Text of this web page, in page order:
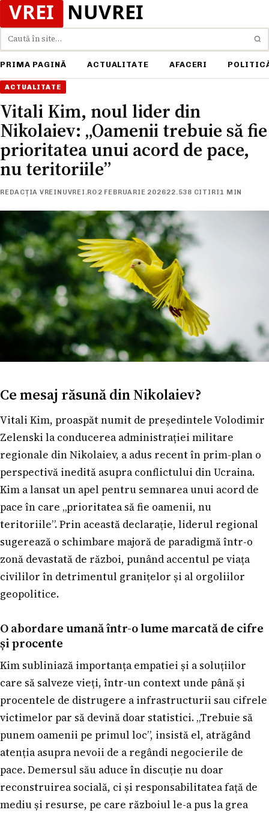
Caută
PRIMA PAGINĂ ACTUALITATE AFACERI
ACTUALITATE
Vitali Kim, noul lider din
Nikolaiev: „Oamenii trebuie să fie
prioritatea unui acord de pace,
nu teritoriile”
REDACȚIA VREINUVREI.RO 2 FEBRUARIE 202622.538 CITIRI 1 MIN
Ce mesaj răsună din Nikolaiev?
Vitali Kim, proaspăt numit de președintele Volodimir
Zelenski la conducerea administrației militare
regionale din Nikolaiev, a adus recent în prim-plan o
perspectivă inedită asupra conflictului din Ucraina.
Kim a lansat un apel pentru semnarea unui acord de
pace în care „prioritatea să fie oamenii, nu
teritoriile”. Prin această declarație, liderul regional
sugerează o schimbare majoră de paradigmă într-o
zonă devastată de război, punând accentul pe viața
civililor în detrimentul granițelor și al orgoliilor
geopolitice.
O abordare umană într-o lume marcată de cifre
și procente
Kim subliniază importanța empatiei și a soluțiilor
care să salveze vieți, într-un context unde până și
procentele de distrugere a infrastructurii sau cifrele
victimelor par să devină doar statistici. „Trebuie să
punem oamenii pe primul loc”, insistă el, atrăgând
atenția asupra nevoii de a regândi negocierile de
pace. Demersul său aduce în discuție nu doar
reconstruirea socială, ci și responsabilitatea față de
mediu și resurse, pe care războiul le-a pus la grea